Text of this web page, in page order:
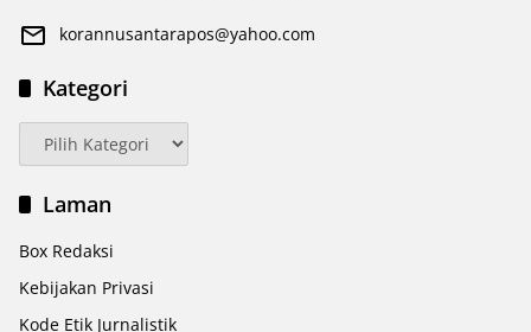
korannusantarapos@yahoo.com
Kategori
Kategori
Laman
Box Redaksi
Kebijakan Privasi
Kode Etik Jurnalistik